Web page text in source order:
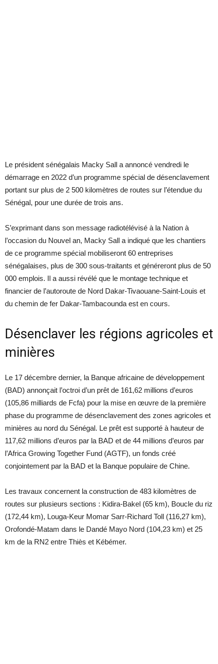
Le président sénégalais Macky Sall a annoncé vendredi le
démarrage en 2022 d’un programme spécial de désenclavement
portant sur plus de 2 500 kilomètres de routes sur l’étendue du
Sénégal, pour une durée de trois ans.
S’exprimant dans son message radiotélévisé à la Nation à
l’occasion du Nouvel an, Macky Sall a indiqué que les chantiers
de ce programme spécial mobiliseront 60 entreprises
sénégalaises, plus de 300 sous-traitants et généreront plus de 50
000 emplois. Il a aussi révélé que le montage technique et
financier de l’autoroute de Nord Dakar-Tivaouane-Saint-Louis et
du chemin de fer Dakar-Tambacounda est en cours.
Désenclaver les régions agricoles et
minières
Le 17 décembre dernier, la Banque africaine de développement
(BAD) annonçait l’octroi d’un prêt de 161,62 millions d’euros
(105,86 milliards de Fcfa) pour la mise en œuvre de la première
phase du programme de désenclavement des zones agricoles et
minières au nord du Sénégal. Le prêt est supporté à hauteur de
117,62 millions d’euros par la BAD et de 44 millions d’euros par
l’Africa Growing Together Fund (AGTF), un fonds créé
conjointement par la BAD et la Banque populaire de Chine.
Les travaux concernent la construction de 483 kilomètres de
routes sur plusieurs sections : Kidira-Bakel (65 km), Boucle du riz
(172,44 km), Louga-Keur Momar Sarr-Richard Toll (116,27 km),
Orofondé-Matam dans le Dandé Mayo Nord (104,23 km) et 25
km de la RN2 entre Thiès et Kébémer.